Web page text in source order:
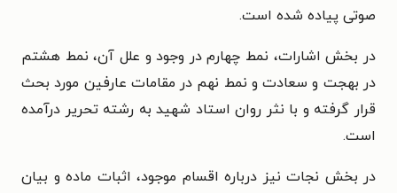
صوتی پیاده شده است.
در بخش اشارات، نمط چهارم در وجود و علل آن، نمط هشتم
در بهجت و سعادت و نمط نهم در مقامات عارفین مورد بحث
قرار گرفته و با نثر روان استاد شهید به رشته تحریر درآمده
است.
در بخش نجات نیز درباره اقسام موجود، اثبات ماده و بیان